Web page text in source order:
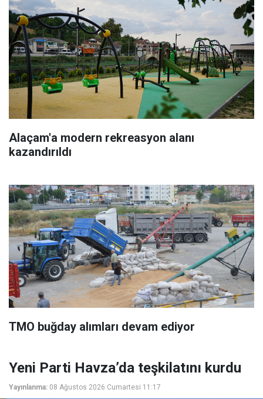
Alaçam'a modern rekreasyon alanı
kazandırıldı
TMO buğday alımları devam ediyor
Yeni Parti Havza’da teşkilatını kurdu
Yayınlanma: 08 Ağustos 2026 Cumartesi 11:17